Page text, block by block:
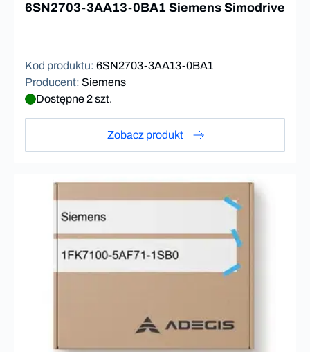
6SN2703-3AA13-0BA1 Siemens Simodrive
Kod produktu: 6SN2703-3AA13-0BA1
Producent: Siemens
Dostępne 2 szt.
Zobacz produkt